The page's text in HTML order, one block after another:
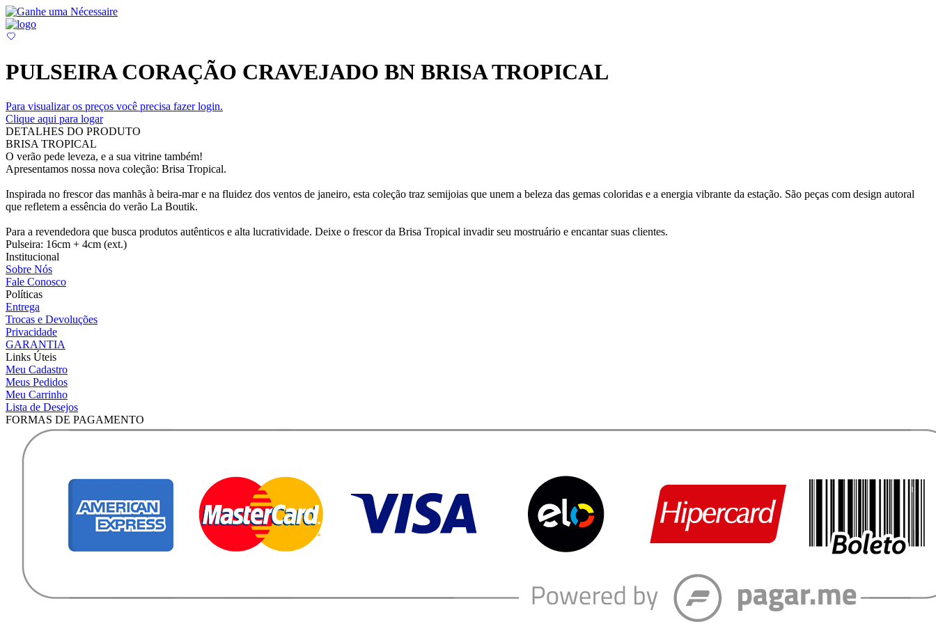
PULSEIRA CORAÇÃO CRAVEJADO BN BRISA TROPICAL
Para visualizar os preços você precisa fazer login.
Clique aqui para logar
DETALHES DO PRODUTO
BRISA TROPICAL
O verão pede leveza, e a sua vitrine também!
Apresentamos nossa nova coleção: Brisa Tropical.
Inspirada no frescor das manhãs à beira-mar e na fluidez dos ventos de janeiro, esta coleção traz semijoias que unem a beleza das gemas coloridas e a energia vibrante da estação. São peças com design autoral
que refletem a essência do verão La Boutik.
Para a revendedora que busca produtos autênticos e alta lucratividade. Deixe o frescor da Brisa Tropical invadir seu mostruário e encantar suas clientes.
Pulseira: 16cm + 4cm (ext.)
Institucional
Sobre Nós
Fale Conosco
Políticas
Entrega
Trocas e Devoluções
Privacidade
GARANTIA
Links Úteis
Meu Cadastro
Meus Pedidos
Meu Carrinho
Lista de Desejos
FORMAS DE PAGAMENTO